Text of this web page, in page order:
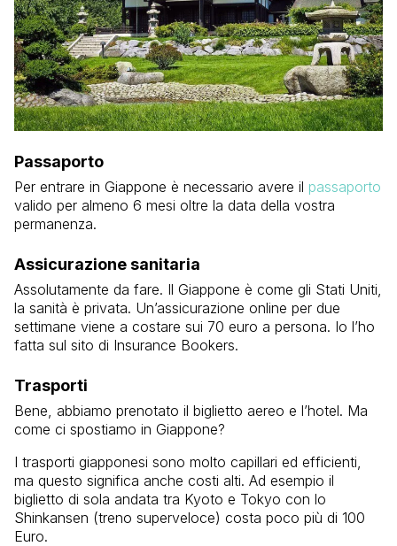
Passaporto
Per entrare in Giappone è necessario avere il passaporto
valido per almeno 6 mesi oltre la data della vostra
permanenza.
Assicurazione sanitaria
Assolutamente da fare. Il Giappone è come gli Stati Uniti,
la sanità è privata. Un’assicurazione online per due
settimane viene a costare sui 70 euro a persona. Io l’ho
fatta sul sito di Insurance Bookers.
Trasporti
Bene, abbiamo prenotato il biglietto aereo e l’hotel. Ma
come ci spostiamo in Giappone?
I trasporti giapponesi sono molto capillari ed efficienti,
ma questo significa anche costi alti. Ad esempio il
biglietto di sola andata tra Kyoto e Tokyo con lo
Shinkansen (treno superveloce) costa poco più di 100
Euro.